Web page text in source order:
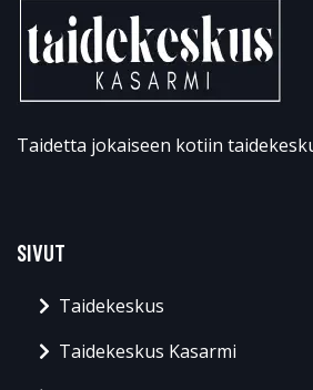
Taidetta jokaiseen kotiin
SIVUT
Taidekeskus
Taidekeskus Kasarmi